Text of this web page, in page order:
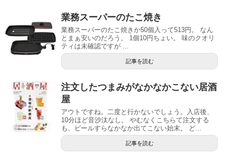
業務スーパーのたこ焼き
業務スーパーのたこ焼きか50個入って513円。 なん
とまぁ安いのだろう。 1個10円ちょい。 味のクオリ
ティは未確認ですが ...
記事を読む
注文したつまみがなかなかこない居酒
屋
アウトですね。二度と行かないでしょう。入店後、
10分ほど音沙汰なし。 やむなくこちらて注文する
も、ビールすらなかなか出てこない始末。 ど...
記事を読む